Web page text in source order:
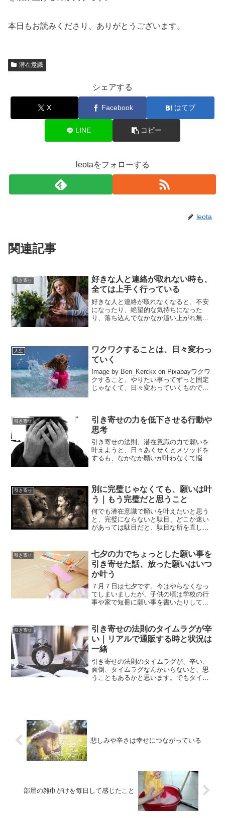
本日もお読みくださり、ありがとうございます。
潜在意識
シェアする
X Facebook はてブ
LINE コピー
leotaをフォローする
leota
関連記事
引き寄せ
好きな人と連絡が取れない時も、
全ては上手く行っている
好きな人と連絡が取れなくなると、不安
になったり、絶望的な気持ちになった
り、落ち込んでなかなか這い上がれ無く
りません。それに、連絡がな...
人生
ワクワクすることは、日々変わっ
ていく
Image by Ben_Kerckx on Pixabayワクワ
クすること、やりたい事ってずっと固定
じゃなくて、日々変わっていくもので
引き寄せ
引き寄せの力を低下させる行動や
思考
引き寄せの法則、潜在意識の力で願いを
叶えようと、日々あくせくとメソッドを
するも、なかなか願いが叶わなくて悩ん
す。私もアファメーションを...
引き寄せ
別に完璧じゃなくても、願いは叶
う｜もう完璧だと思うこと
何でも潜在意識で願いを叶えたいと思う
と、完璧にならないと駄目、どこか迷い
があっては駄目だと、駄目な所を直して
ません。そもそも完璧というものは定義
がありません。モテるには痩...
引き寄せ
七夕の力でちょっとした願い事を
引き寄せた話、放った願いはいつ
か叶う
７月７日は七夕です。今はやらなくなっ
てしまいましたが、子供の頃は学校の行
事や家で短冊に願い事を書いたりしてい
が、私は些細ですが七夕の願いが叶って
いました。私の子供の頃の七...
引き寄せ
引き寄せの法則のタイムラグが辛
い｜リアルで通販する時と状況は
一緒
引き寄せの法則のタイムラグが、辛い、
面倒、タイムラグなんかいらないと、思
うこともあるかと思います。でもタイム
悲しみや辛さは幸せにつながっている
部屋の雑巾がけを毎日して感じたこと